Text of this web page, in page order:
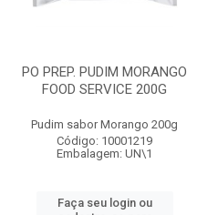
PO PREP. PUDIM MORANGO
FOOD SERVICE 200G
Pudim sabor Morango 200g
Código: 10001219
Embalagem: UN\1
Faça seu login ou